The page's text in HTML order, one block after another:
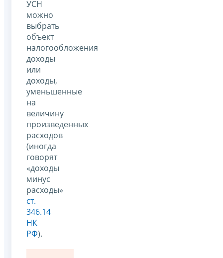
УСН
можно
выбрать
объект
налогообложения
доходы
или
доходы,
уменьшенные
на
величину
произведенных
расходов
(иногда
говорят
«доходы
минус
расходы»
ст.
346.14
НК
РФ).